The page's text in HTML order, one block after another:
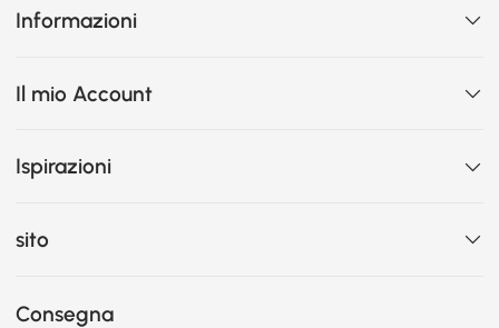
Informazioni
Il mio Account
Ispirazioni
sito
Consegna